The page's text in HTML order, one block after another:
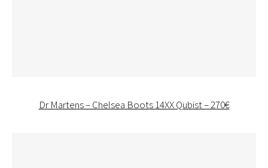
Dr Martens – Chelsea Boots 14XX Qubist – 270€